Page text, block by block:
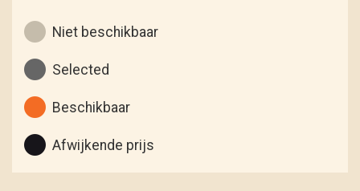
Niet beschikbaar
Selected
Beschikbaar
Afwijkende prijs